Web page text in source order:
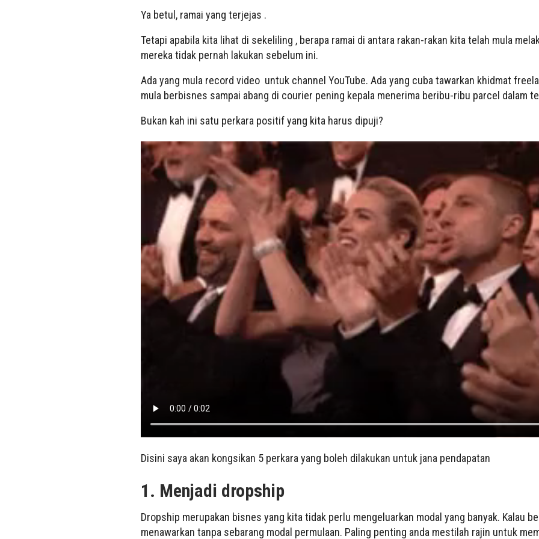
Ya betul, ramai yang terjejas .
Tetapi apabila kita lihat di sekeliling , berapa ramai di antara rakan-rakan kita telah mula
mereka tidak pernah lakukan sebelum ini.
Ada yang mula record video untuk channel YouTube. Ada yang cuba tawarkan khidmat
mula berbisnes sampai abang di courier pening kepala menerima beribu-ribu parcel dalam
Bukan kah ini satu perkara positif yang kita harus dipuji?
Disini saya akan kongsikan 5 perkara yang boleh dilakukan untuk jana pendapatan
1. Menjadi dropship
Dropship merupakan bisnes yang kita tidak perlu mengeluarkan modal yang banyak. Kalau
menawarkan tanpa sebarang modal permulaan. Paling penting anda mestilah rajin untuk